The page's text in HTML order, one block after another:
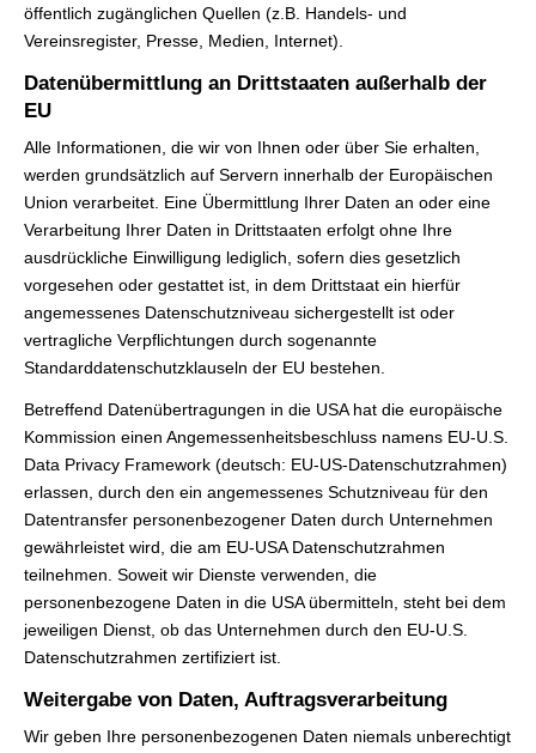
öffentlich zugänglichen Quellen (z.B. Handels- und
Vereinsregister, Presse, Medien, Internet).
Datenübermittlung an Drittstaaten außerhalb der
EU
Alle Informationen, die wir von Ihnen oder über Sie erhalten,
werden grundsätzlich auf Servern innerhalb der Europäischen
Union verarbeitet. Eine Übermittlung Ihrer Daten an oder eine
Verarbeitung Ihrer Daten in Drittstaaten erfolgt ohne Ihre
ausdrückliche Einwilligung lediglich, sofern dies gesetzlich
vorgesehen oder gestattet ist, in dem Drittstaat ein hierfür
angemessenes Datenschutzniveau sichergestellt ist oder
vertragliche Verpflichtungen durch sogenannte
Standarddatenschutzklauseln der EU bestehen.
Betreffend Datenübertragungen in die USA hat die europäische
Kommission einen Angemessenheitsbeschluss namens EU-U.S.
Data Privacy Framework (deutsch: EU-US-Datenschutzrahmen)
erlassen, durch den ein angemessenes Schutzniveau für den
Datentransfer personenbezogener Daten durch Unternehmen
gewährleistet wird, die am EU-USA Datenschutzrahmen
teilnehmen. Soweit wir Dienste verwenden, die
personenbezogene Daten in die USA übermitteln, steht bei dem
jeweiligen Dienst, ob das Unternehmen durch den EU-U.S.
Datenschutzrahmen zertifiziert ist.
Weitergabe von Daten, Auftragsverarbeitung
Wir geben Ihre personenbezogenen Daten niemals unberechtigt